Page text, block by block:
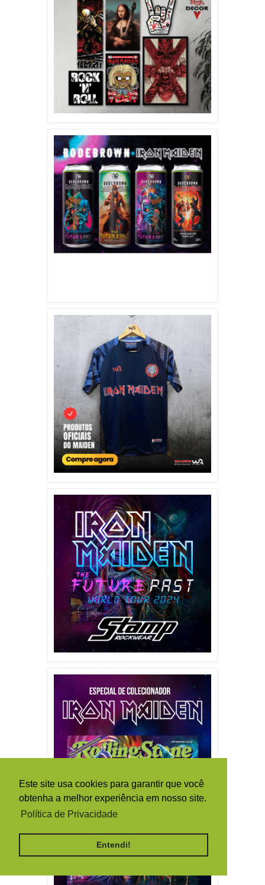
Este site usa cookies para garantir que você
obtenha a melhor experiência em nosso site.
Política de Privacidade
Entendi!